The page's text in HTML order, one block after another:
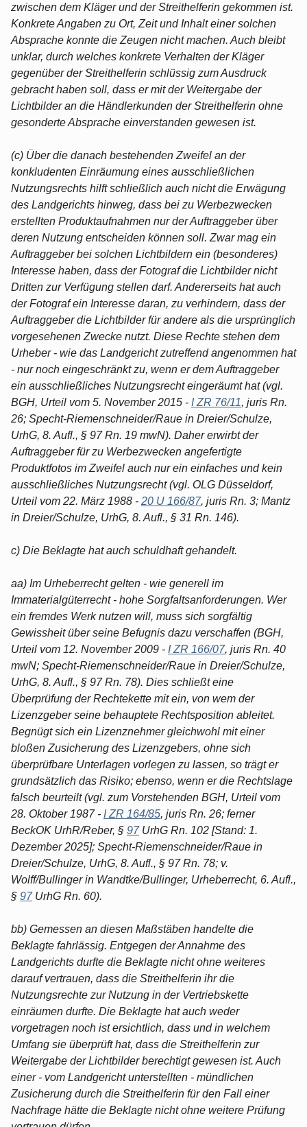
zwischen dem Kläger und der Streithelferin gekommen ist.
Konkrete Angaben zu Ort, Zeit und Inhalt einer solchen
Absprache konnte die Zeugen nicht machen. Auch bleibt
unklar, durch welches konkrete Verhalten der Kläger
gegenüber der Streithelferin schlüssig zum Ausdruck
gebracht haben soll, dass er mit der Weitergabe der
Lichtbilder an die Händlerkunden der Streithelferin ohne
gesonderte Absprache einverstanden gewesen ist.
(c) Über die danach bestehenden Zweifel an der
konkludenten Einräumung eines ausschließlichen
Nutzungsrechts hilft schließlich auch nicht die Erwägung
des Landgerichts hinweg, dass bei zu Werbezwecken
erstellten Produktaufnahmen nur der Auftraggeber über
deren Nutzung entscheiden können soll. Zwar mag ein
Auftraggeber bei solchen Lichtbildern ein (besonderes)
Interesse haben, dass der Fotograf die Lichtbilder nicht
Dritten zur Verfügung stellen darf. Andererseits hat auch
der Fotograf ein Interesse daran, zu verhindern, dass der
Auftraggeber die Lichtbilder für andere als die ursprünglich
vorgesehenen Zwecke nutzt. Diese Rechte stehen dem
Urheber - wie das Landgericht zutreffend angenommen hat
- nur noch eingeschränkt zu, wenn er dem Auftraggeber
ein ausschließliches Nutzungsrecht eingeräumt hat (vgl.
BGH, Urteil vom 5. November 2015 - I ZR 76/11, juris Rn.
26; Specht-Riemenschneider/Raue in Dreier/Schulze,
UrhG, 8. Aufl., § 97 Rn. 19 mwN). Daher erwirbt der
Auftraggeber für zu Werbezwecken angefertigte
Produktfotos im Zweifel auch nur ein einfaches und kein
ausschließliches Nutzungsrecht (vgl. OLG Düsseldorf,
Urteil vom 22. März 1988 - 20 U 166/87, juris Rn. 3; Mantz
in Dreier/Schulze, UrhG, 8. Aufl., § 31 Rn. 146).
c) Die Beklagte hat auch schuldhaft gehandelt.
aa) Im Urheberrecht gelten - wie generell im
Immaterialgüterrecht - hohe Sorgfaltsanforderungen. Wer
ein fremdes Werk nutzen will, muss sich sorgfältig
Gewissheit über seine Befugnis dazu verschaffen (BGH,
Urteil vom 12. November 2009 - I ZR 166/07, juris Rn. 40
mwN; Specht-Riemenschneider/Raue in Dreier/Schulze,
UrhG, 8. Aufl., § 97 Rn. 78). Dies schließt eine
Überprüfung der Rechtekette mit ein, von wem der
Lizenzgeber seine behauptete Rechtsposition ableitet.
Begnügt sich ein Lizenznehmer gleichwohl mit einer
bloßen Zusicherung des Lizenzgebers, ohne sich
überprüfbare Unterlagen vorlegen zu lassen, so trägt er
grundsätzlich das Risiko; ebenso, wenn er die Rechtslage
falsch beurteilt (vgl. zum Vorstehenden BGH, Urteil vom
28. Oktober 1987 - I ZR 164/85, juris Rn. 26; ferner
BeckOK UrhR/Reber, § 97UrhG Rn. 102 [Stand: 1.
Dezember 2025]; Specht-Riemenschneider/Raue in
Dreier/Schulze, UrhG, 8. Aufl., § 97 Rn. 78; v.
Wolff/Bullinger in Wandtke/Bullinger, Urheberrecht, 6. Aufl.,
§ 97UrhG Rn. 60).
bb) Gemessen an diesen Maßstäben handelte die
Beklagte fahrlässig. Entgegen der Annahme des
Landgerichts durfte die Beklagte nicht ohne weiteres
darauf vertrauen, dass die Streithelferin ihr die
Nutzungsrechte zur Nutzung in der Vertriebskette
einräumen durfte. Die Beklagte hat auch weder
vorgetragen noch ist ersichtlich, dass und in welchem
Umfang sie überprüft hat, dass die Streithelferin zur
Weitergabe der Lichtbilder berechtigt gewesen ist. Auch
einer - vom Landgericht unterstellten - mündlichen
Zusicherung durch die Streithelferin für den Fall einer
Nachfrage hätte die Beklagte nicht ohne weitere Prüfung